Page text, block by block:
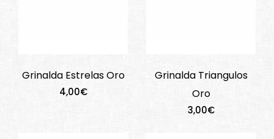
Grinalda Estrelas Oro
4,00€
Grinalda Triangulos
Oro
3,00€